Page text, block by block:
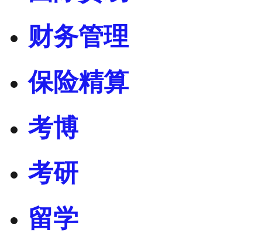
财务管理
保险精算
考博
考研
留学